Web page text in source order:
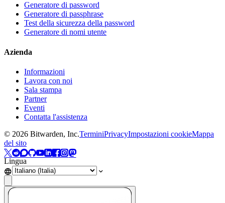
Generatore di password
Generatore di passphrase
Test della sicurezza della password
Generatore di nomi utente
Azienda
Informazioni
Lavora con noi
Sala stampa
Partner
Eventi
Contatta l'assistenza
© 2026 Bitwarden, Inc.TerminiPrivacyImpostazioni cookieMappa
del sito
Lingua